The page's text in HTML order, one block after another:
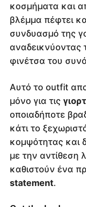
κοσμήματα και
βλέμμα πέφτει
συνδυασμό της
αναδεικνύοντας
φινέτσα του
Αυτό το outfit
μόνο για τις
οποιαδήποτε
κάτι το
κομψότητας και
με την αντίθεση
καθιστούν ένα
statement.